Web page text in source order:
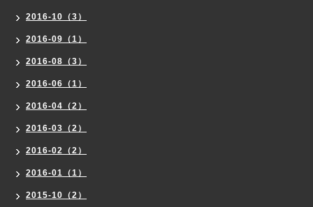
2016-10（3）
2016-09（1）
2016-08（3）
2016-06（1）
2016-04（2）
2016-03（2）
2016-02（2）
2016-01（1）
2015-10（2）